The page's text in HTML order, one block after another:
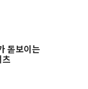
돋보이는